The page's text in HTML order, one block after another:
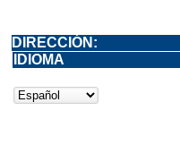
DIRECCIÓN:
IDIOMA